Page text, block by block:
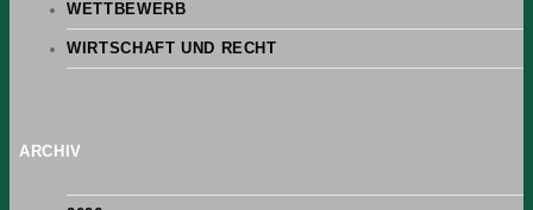
WETTBEWERB
WIRTSCHAFT UND RECHT
ARCHIV